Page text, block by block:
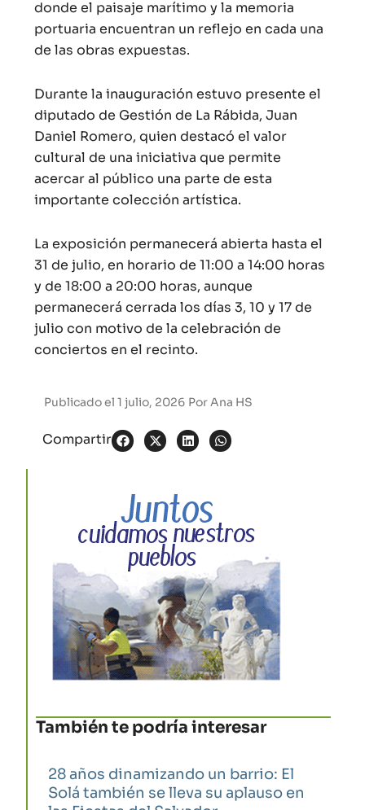
donde el paisaje marítimo y la memoria
portuaria encuentran un reflejo en cada una
de las obras expuestas.
Durante la inauguración estuvo presente el
diputado de Gestión de La Rábida, Juan
Daniel Romero, quien destacó el valor
cultural de una iniciativa que permite
acercar al público una parte de esta
importante colección artística.
La exposición permanecerá abierta hasta el
31 de julio, en horario de 11:00 a 14:00 horas
y de 18:00 a 20:00 horas, aunque
permanecerá cerrada los días 3, 10 y 17 de
julio con motivo de la celebración de
conciertos en el recinto.
Publicado el1 julio, 2026 PorAna HS
Compartir
También te podría interesar
28 años dinamizando un barrio: El
Solá también se lleva su aplauso en